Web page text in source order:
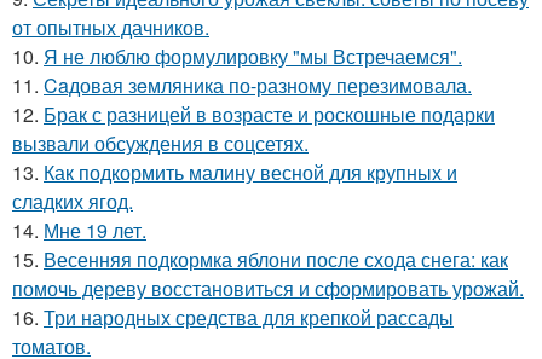
от опытных дачников.
10. Я не люблю формулировку "мы Встречаемся".
11. Caдовая зeмляника по-разному перeзимовала.
12. Брак с разницей в возрасте и роскошные подарки
вызвали обсуждения в соцсетях.
13. Как подкормить малину весной для крупных и
сладких ягод.
14. Мне 19 лет.
15. Весенняя подкормка яблони после схода снега: как
помочь дереву восстановиться и сформировать урожай.
16. Три народных средства для крепкой рассады
томатов.